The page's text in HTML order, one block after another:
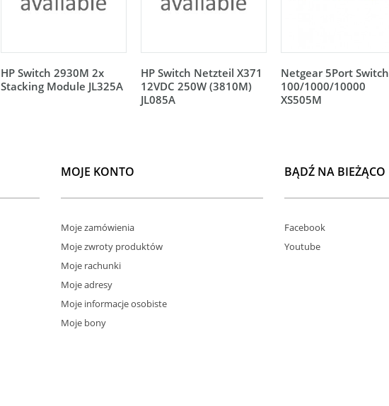
HP Switch 2930M 2x
Stacking Module JL325A
HP Switch Netzteil X371
12VDC 250W (3810M)
JL085A
Netgear 5Port Switch
100/1000/10000
XS505M
MOJE KONTO
Moje zamówienia
Moje zwroty produktów
Moje rachunki
Moje adresy
Moje informacje osobiste
Moje bony
BĄDŹ NA BIEŻĄCO
Facebook
Youtube